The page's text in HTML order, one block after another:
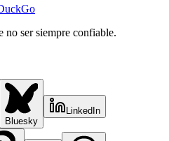
ser siempre confiable.
Bluesky
LinkedIn